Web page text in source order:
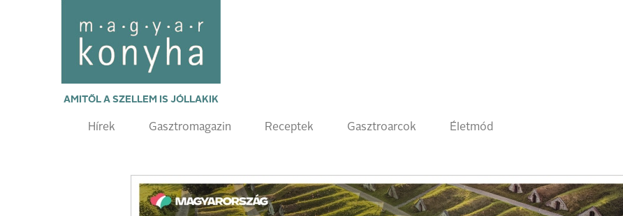
AMITŐL A SZELLEM IS JÓLLAKIK
Hírek Gasztromagazin Receptek Gasztroarcok Életmód